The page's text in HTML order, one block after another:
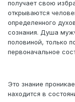
получает свою
открываются
определенного
сознания. Душа
половиной, только
первоначальное
Это знание
находится в